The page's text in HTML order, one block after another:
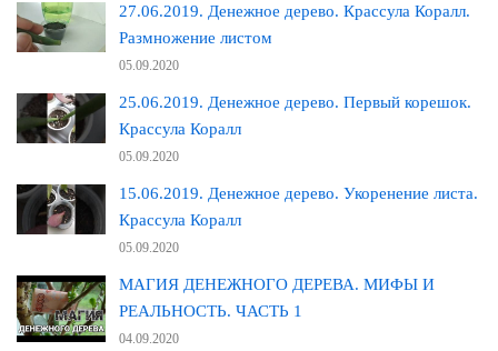
27.06.2019. Денежное дерево. Крассула Коралл.
Размножение листом
05.09.2020
25.06.2019. Денежное дерево. Первый корешок.
Крассула Коралл
05.09.2020
15.06.2019. Денежное дерево. Укоренение листа.
Крассула Коралл
05.09.2020
МАГИЯ ДЕНЕЖНОГО ДЕРЕВА. МИФЫ И
РЕАЛЬНОСТЬ. ЧАСТЬ 1
04.09.2020